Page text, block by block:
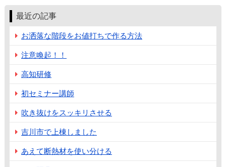
最近の記事
お洒落な階段をお値打ちで作る方法
注意喚起！！
高知研修
初セミナー講師
吹き抜けをスッキリさせる
吉川市で上棟しました
あえて断熱材を使い分ける